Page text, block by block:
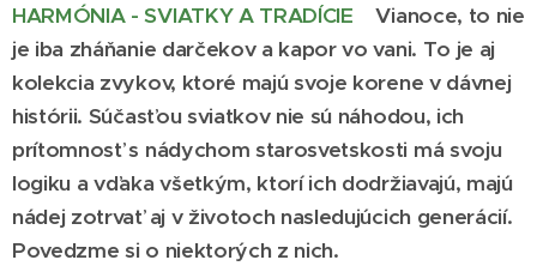
HARMÓNIA - SVIATKY A TRADÍCIE
Vianoce, to nie
je iba zháňanie darčekov a kapor vo vani. To je aj
kolekcia zvykov, ktoré majú svoje korene v dávnej
histórii. Súčasťou sviatkov nie sú náhodou, ich
prítomnosť s nádychom starosvetskosti má svoju
logiku a vďaka všetkým, ktorí ich dodržiavajú, majú
nádej zotrvať aj v životoch nasledujúcich generácií.
Povedzme si o niektorých z nich.